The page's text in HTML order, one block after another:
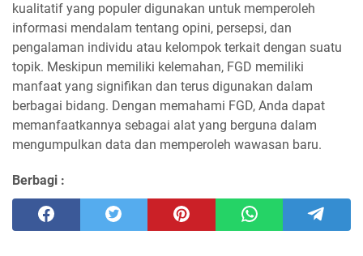
kualitatif yang populer digunakan untuk memperoleh
informasi mendalam tentang opini, persepsi, dan
pengalaman individu atau kelompok terkait dengan suatu
topik. Meskipun memiliki kelemahan, FGD memiliki
manfaat yang signifikan dan terus digunakan dalam
berbagai bidang. Dengan memahami FGD, Anda dapat
memanfaatkannya sebagai alat yang berguna dalam
mengumpulkan data dan memperoleh wawasan baru.
Berbagi :